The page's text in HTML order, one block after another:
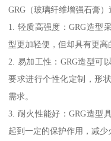
GRG（玻璃纤维增强石膏
1. 轻质高强度：GRG造型
型更加轻便，但却具有更高
2. 易加工性：GRG造型可
要求进行个性化定制，形
需求。
3. 耐火性能好：GRG造型
起到一定的保护作用，减少